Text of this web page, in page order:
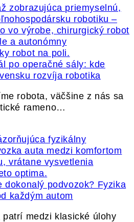
po operačné sály: kde
rozvíja robotika
robota, väčšine z nás sa
rameno…
dokonalý podvozok? Fyzika
každým autom
patrí medzi klasické úlohy